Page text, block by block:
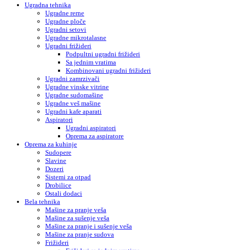
Ugradna tehnika
Ugradne rerne
Ugradne ploče
Ugradni setovi
Ugradne mikrotalasne
Ugradni frižideri
Podpultni ugradni frižideri
Sa jednim vratima
Kombinovani ugradni frižideri
Ugradni zamrzivači
Ugradne vinske vitrine
Ugradne sudomašine
Ugradne veš mašine
Ugradni kafe aparati
Aspiratori
Ugradni aspiratori
Oprema za aspiratore
Oprema za kuhinje
Sudopere
Slavine
Dozeri
Sistemi za otpad
Drobilice
Ostali dodaci
Bela tehnika
Mašine za pranje veša
Mašine za sušenje veša
Mašine za pranje i sušenje veša
Mašine za pranje sudova
Frižideri